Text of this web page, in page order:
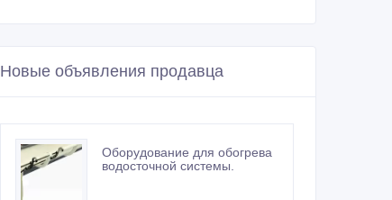
Новые объявления продавца
Оборудование для обогрева
водосточной системы.